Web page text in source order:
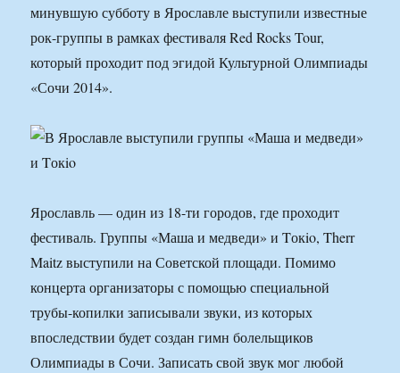
минувшую субботу в Ярославле выступили известные
рок-группы в рамках фестиваля Red Rocks Tour,
который проходит под эгидой Культурной Олимпиады
«Сочи 2014».
Ярославль — один из 18-ти городов, где проходит
фестиваль. Группы «Маша и медведи» и Tокio, Therr
Maitz выступили на Советской площади. Помимо
концерта организаторы с помощью специальной
трубы-копилки записывали звуки, из которых
впоследствии будет создан гимн болельщиков
Олимпиады в Сочи. Записать свой звук мог любой